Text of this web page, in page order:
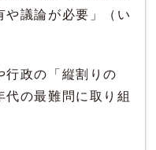
や議論が必要」（い
行政の「縦割りの
の最難問に取り組